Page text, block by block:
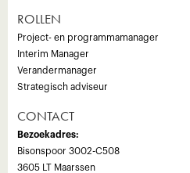
ROLLEN
Project- en programmamanager
Interim Manager
Verandermanager
Strategisch adviseur
CONTACT
Bezoekadres:
Bisonspoor 3002-C508
3605 LT Maarssen